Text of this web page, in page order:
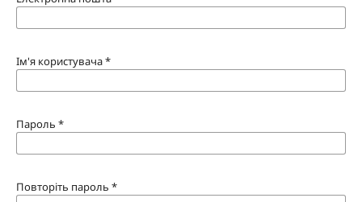
Ім'я користувача*
Пароль *
Повторіть пароль *